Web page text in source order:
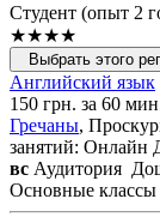
Cтудент (опыт 2
★★★★
Выбрать этого
Английский язык
150 грн. за 60
Гречаны,
занятий: Онлайн
вс Аудитория
Основные классы